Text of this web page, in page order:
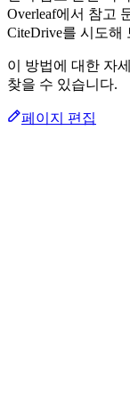
Overleaf에서 참고
CiteDrive를 시도해
이 방법에 대한 자
찾을 수 있습니다.
페이지 편집